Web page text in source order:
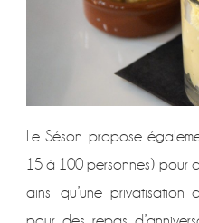
Le Séson propose
15 à 100 personnes) pour
ainsi qu’une